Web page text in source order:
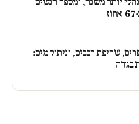
שריפת רכבים, וניתוק מים: